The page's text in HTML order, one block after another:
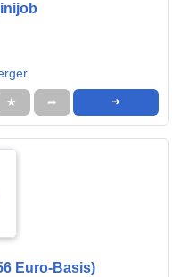
★ ➦ ➜
Euro-Basis)